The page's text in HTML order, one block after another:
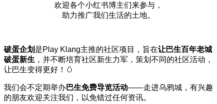
欢迎各个小红书博主们来参与，
助力推广我们生活的土地。
破蛋企划 是Play Klang主推的社区项目，旨在让巴生百年老城
破蛋新生 ，并不断培育社区新生力军，策划不同的社区活动，
让巴生变得更好！🥚
我们会不定期举办巴生免费导览活动——走进乌鸦城，有兴趣
的朋友欢迎关注我们，以免错过任何资讯。